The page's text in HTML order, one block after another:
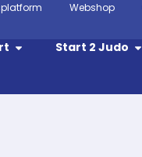
Webshop
Start 2 Judo